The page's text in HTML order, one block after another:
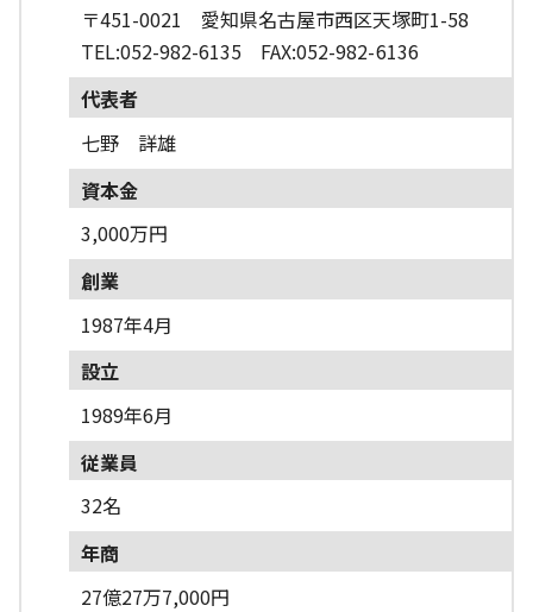
〒451-0021 愛知県名古屋市西区天塚町1-58
TEL:052-982-6135 FAX:052-982-6136
代表者
七野 詳雄
資本金
3,000万円
創業
1987年4月
設立
1989年6月
従業員
32名
年商
27億27万7,000円